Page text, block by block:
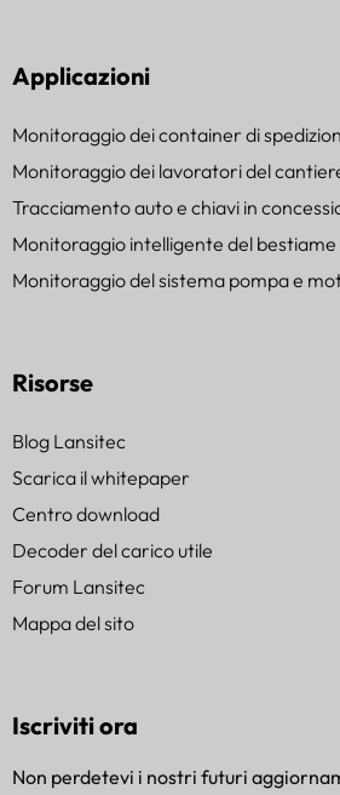
Applicazioni
Monitoraggio dei container di
Monitoraggio dei lavoratori del
Tracciamento auto e chiavi in
Monitoraggio intelligente del bestiame
Monitoraggio del sistema pompa e
Risorse
Blog Lansitec
Scarica il whitepaper
Centro download
Decoder del carico utile
Forum Lansitec
Mappa del sito
Iscriviti ora
Non perdetevi i nostri futuri